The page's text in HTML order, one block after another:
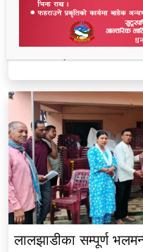
धनगढीको के जी
लालझाडीका सम्पूर्ण